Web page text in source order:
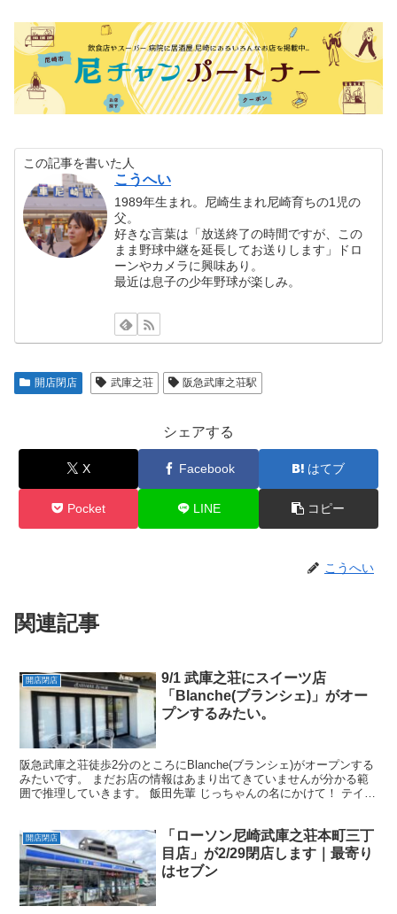
この記事を書いた人
こうへい
1989年生まれ。尼崎生まれ尼崎育ちの1児の
父。
好きな言葉は「放送終了の時間ですが、この
まま野球中継を延長してお送りします」ドロ
ーンやカメラに興味あり。
最近は息子の少年野球が楽しみ。
開店閉店 武庫之荘 阪急武庫之荘駅
シェアする
X Facebook はてブ
Pocket LINE コピー
こうへい
関連記事
開店閉店
9/1 武庫之荘にスイーツ店
「Blanche(ブランシェ)」がオー
プンするみたい。
阪急武庫之荘徒歩2分のところにBlanche(ブランシェ)がオープンする
みたいです。 まだお店の情報はあまり出てきていませんが分かる範
囲で推理していきます。 飯田先輩 じっちゃんの名にかけて！ テイク
開店閉店
「ローソン尼崎武庫之荘本町三丁
目店」が2/29閉店します｜最寄り
はセブン